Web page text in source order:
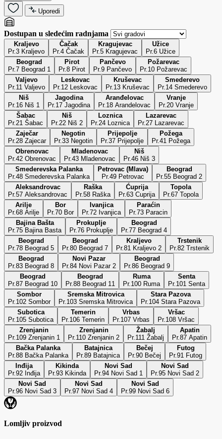
Uporedi
Dostupan u sledećim radnjama
Kraljevo
Pr.3 Kraljevo
Čačak
Pr.4 Čačak
Kragujevac
Pr.5 Kragujevac
Užice
Pr.6 Užice
Beograd
Pr.7 Beograd 1
Pirot
Pr.8 Pirot
Pančevo
Pr.9 Pančevo
Požarevac
Pr.10 Požarevac
Valjevo
Pr.11 Valjevo
Leskovac
Pr.12 Leskovac
Kruševac
Pr.13 Kruševac
Smederevo
Pr.14 Smederevo
Niš
Pr.16 Niš 1
Jagodina
Pr.17 Jagodina
Aranđelovac
Pr.18 Arandelovac
Vranje
Pr.20 Vranje
Šabac
Pr.21 Šabac
Niš
Pr.22 Niš 2
Loznica
Pr.24 Loznica
Lazarevac
Pr.27 Lazarevac
Zaječar
Pr.28 Zajecar
Negotin
Pr.33 Negotin
Prijepolje
Pr.37 Prijepolje
Požega
Pr.41 Požega
Obrenovac
Pr.42 Obrenovac
Mladenovac
Pr.43 Mladenovac
Niš
Pr.46 Niš 3
Smederevska Palanka
Pr.48 Smederevska Palanka
Petrovac (Mlava)
Pr.49 Petrovac
Beograd
Pr.55 Beograd 2
Aleksandrovac
Pr.57 Aleksandrovac
Raška
Pr.58 Raška
Ćuprija
Pr.63 Cuprija
Topola
Pr.67 Topola
Arilje
Pr.68 Arilje
Bor
Pr.70 Bor
Ivanjica
Pr.72 Ivanjica
Paraćin
Pr.73 Paracin
Bajina Bašta
Pr.75 Bajina Basta
Prokuplje
Pr.76 Prokuplje
Beograd
Pr.77 Beograd 4
Beograd
Pr.78 Beograd 5
Beograd
Pr.80 Beograd 7
Kraljevo
Pr.81 Kraljevo 2
Trstenik
Pr.82 Trstenik
Beograd
Pr.83 Beograd 8
Novi Pazar
Pr.84 Novi Pazar 2
Beograd
Pr.86 Beograd 9
Beograd
Pr.87 Beograd 10
Beograd
Pr.88 Beograd 11
Ruma
Pr.100 Ruma
Senta
Pr.101 Senta
Sombor
Pr.102 Sombor
Sremska Mitrovica
Pr.103 Sremska Mitrovica
Stara Pazova
Pr.104 Stara Pazova
Subotica
Pr.105 Subotica
Temerin
Pr.106 Temerin
Vrbas
Pr.107 Vrbas
Vršac
Pr.108 Vršac
Zrenjanin
Pr.109 Zrenjanin 1
Zrenjanin
Pr.110 Zrenjanin 2
Žabalj
Pr.111 Žabalj
Apatin
Pr.87 Apatin
Bačka Palanka
Pr.88 Bačka Palanka
Batajnica
Pr.89 Batajnica
Bečej
Pr.90 Bečej
Futog
Pr.91 Futog
Inđija
Pr.92 Inđija
Kikinda
Pr.93 Kikinda
Novi Sad
Pr.94 Novi Sad 1
Novi Sad
Pr.95 Novi Sad 2
Novi Sad
Pr.96 Novi Sad 3
Novi Sad
Pr.97 Novi Sad 4
Novi Sad
Pr.99 Novi Sad 6
Lomljiv proizvod